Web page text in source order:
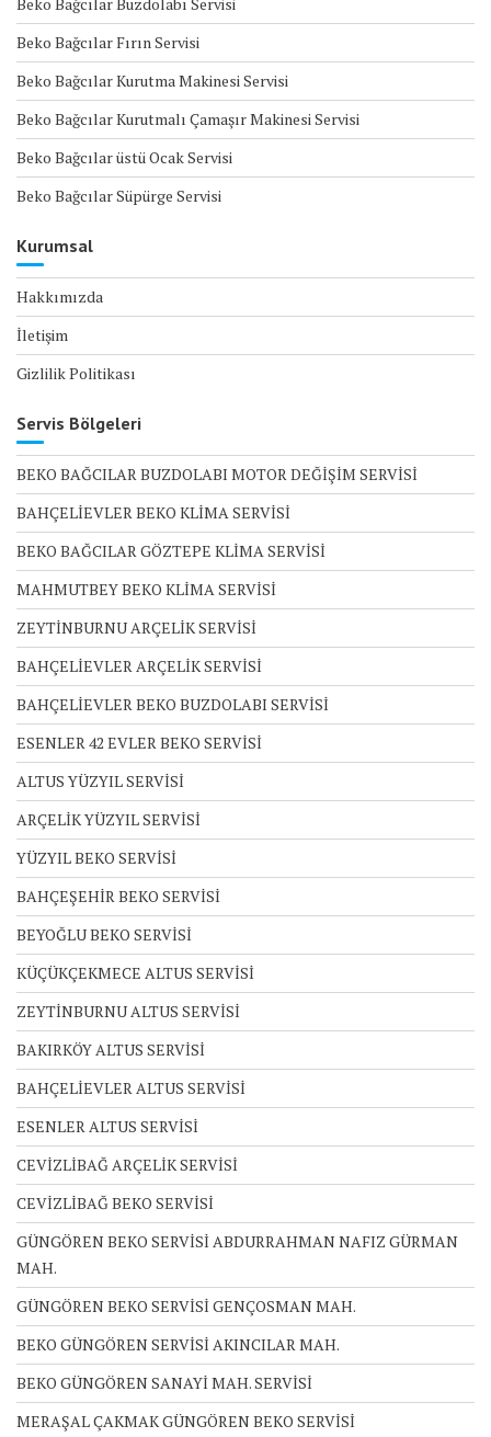
Beko Bağcılar Fırın Servisi
Beko Bağcılar Kurutma Makinesi Servisi
Beko Bağcılar Kurutmalı Çamaşır Makinesi Servisi
Beko Bağcılar üstü Ocak Servisi
Beko Bağcılar Süpürge Servisi
Kurumsal
Hakkımızda
İletişim
Gizlilik Politikası
Servis Bölgeleri
BEKO BAĞCILAR BUZDOLABI MOTOR DEĞİŞİM SERVİSİ
BAHÇELİEVLER BEKO KLİMA SERVİSİ
BEKO BAĞCILAR GÖZTEPE KLİMA SERVİSİ
MAHMUTBEY BEKO KLİMA SERVİSİ
ZEYTİNBURNU ARÇELİK SERVİSİ
BAHÇELİEVLER ARÇELİK SERVİSİ
BAHÇELİEVLER BEKO BUZDOLABI SERVİSİ
ESENLER 42 EVLER BEKO SERVİSİ
ALTUS YÜZYIL SERVİSİ
ARÇELİK YÜZYIL SERVİSİ
YÜZYIL BEKO SERVİSİ
BAHÇEŞEHİR BEKO SERVİSİ
BEYOĞLU BEKO SERVİSİ
KÜÇÜKÇEKMECE ALTUS SERVİSİ
ZEYTİNBURNU ALTUS SERVİSİ
BAKIRKÖY ALTUS SERVİSİ
BAHÇELİEVLER ALTUS SERVİSİ
ESENLER ALTUS SERVİSİ
CEVİZLİBAĞ ARÇELİK SERVİSİ
CEVİZLİBAĞ BEKO SERVİSİ
GÜNGÖREN BEKO SERVİSİ ABDURRAHMAN NAFIZ GÜRMAN
MAH.
GÜNGÖREN BEKO SERVİSİ GENÇOSMAN MAH.
BEKO GÜNGÖREN SERVİSİ AKINCILAR MAH.
BEKO GÜNGÖREN SANAYİ MAH. SERVİSİ
MERAŞAL ÇAKMAK GÜNGÖREN BEKO SERVİSİ